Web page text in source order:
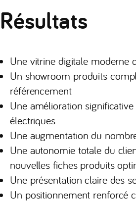
Résultats
Une vitrine digitale moderne
Un showroom produits
référencement
Une amélioration
électriques
Une augmentation du
Une autonomie totale du
nouvelles fiches produits
Une présentation claire des
Un positionnement renforcé